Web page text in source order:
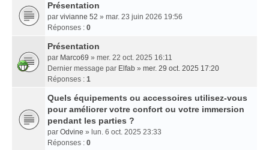
Présentation
par vivianne 52 » mar. 23 juin 2026 19:56
Réponses : 0
Présentation
par Marco69 » mer. 22 oct. 2025 16:11
Dernier message par Elfab » mer. 29 oct. 2025 17:20
Réponses : 1
Quels équipements ou accessoires utilisez-vous
pour améliorer votre confort ou votre immersion
pendant les parties ?
par Odvine » lun. 6 oct. 2025 23:33
Réponses : 0